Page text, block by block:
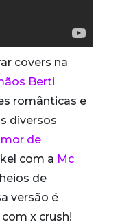
covers na
Berti
românticas e
diversos
de
com a Mc
de
versão é
x crush!